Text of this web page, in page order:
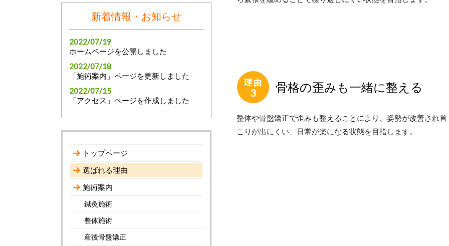
骨格の歪みも一緒に整える
整体や骨盤矯正で歪みも整えることにより、姿勢が改善され首
こりが出にくい、日常が楽になる状態を目指します。
新着情報・お知らせ
2022/07/19
ホームページを公開しました
2022/07/18
「施術案内」ページを更新しました
2022/07/15
「アクセス」ページを作成しました
トップページ
選ばれる理由
施術案内
鍼灸施術
整体施術
産後骨盤矯正